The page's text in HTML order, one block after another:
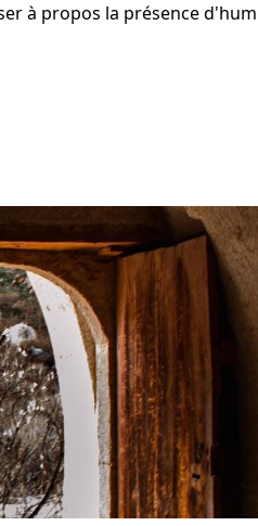
à propos la présence